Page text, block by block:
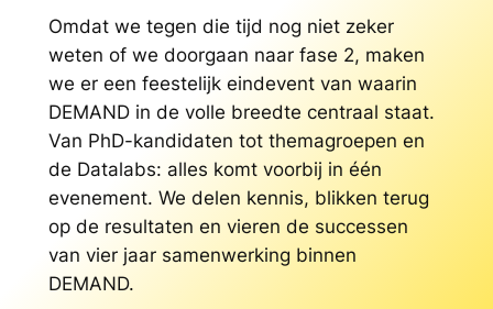
Omdat we tegen die tijd nog niet zeker
weten of we doorgaan naar fase 2, maken
we er een feestelijk eindevent van waarin
DEMAND in de volle breedte centraal staat.
Van PhD-kandidaten tot themagroepen en
de Datalabs: alles komt voorbij in één
evenement. We delen kennis, blikken terug
op de resultaten en vieren de successen
van vier jaar samenwerking binnen
DEMAND.